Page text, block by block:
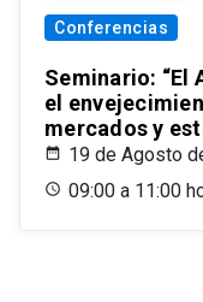
Conferencias
Seminario: “El
el
mercados y
19 de Agosto
09:00 a 11:00